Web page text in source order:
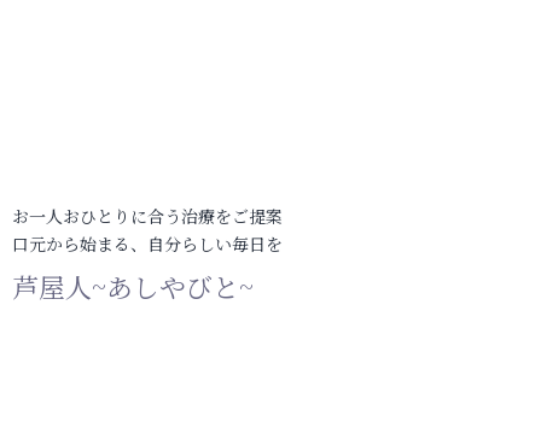
お一人おひとりに合う治療をご提案
口元から始まる、自分らしい毎日を
芦屋人~あしやびと~